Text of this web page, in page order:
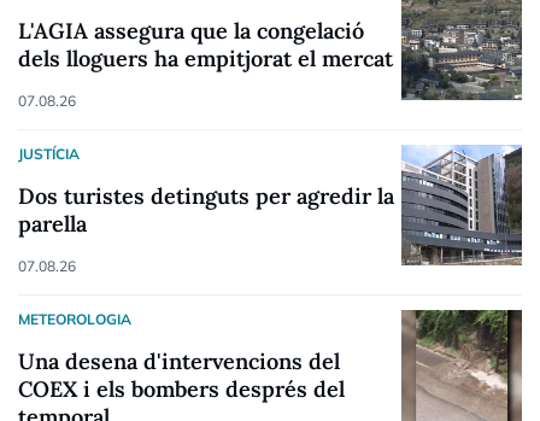
L'AGIA assegura que la congelació
dels lloguers ha empitjorat el mercat
07.08.26
JUSTÍCIA
Dos turistes detinguts per agredir la
parella
07.08.26
METEOROLOGIA
Una desena d'intervencions del
COEX i els bombers després del